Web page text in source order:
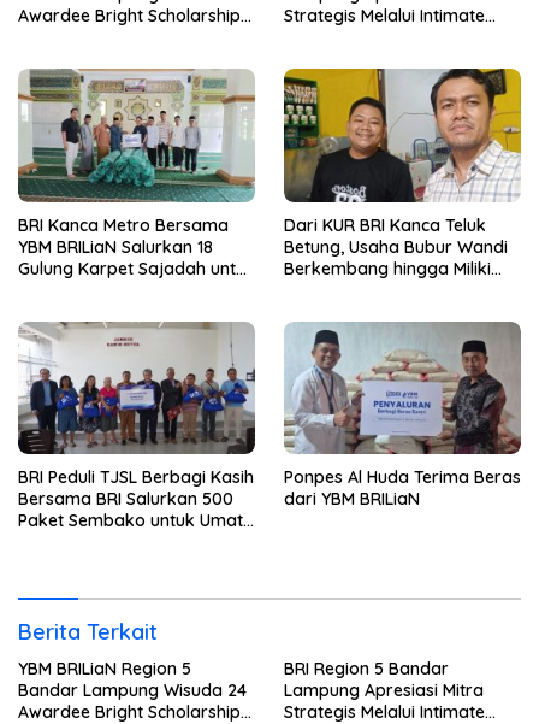
Awardee Bright Scholarship
Strategis Melalui Intimate
Ride
BRI Kanca Metro Bersama
YBM BRILiaN Salurkan 18
Gulung Karpet Sajadah untuk
Dari KUR BRI Kanca Teluk
Betung, Usaha Bubur Wandi
Berkembang hingga Miliki
BRI Peduli TJSL Berbagi Kasih
Bersama BRI Salurkan 500
Paket Sembako untuk Umat
Ponpes Al Huda Terima Beras
dari YBM BRILiaN
Berita Terkait
YBM BRILiaN Region 5
Bandar Lampung Wisuda 24
Awardee Bright Scholarship
BRI Region 5 Bandar
Lampung Apresiasi Mitra
Strategis Melalui Intimate